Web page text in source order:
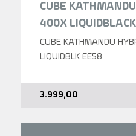
CUBE
400X
LIQUIDBLACK/
LAGEINSTAP 2026
CUBE KATHMANDU
LIQUIDBLK EE58
3.999,00